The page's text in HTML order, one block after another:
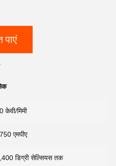
पाएं
केवी/मिमी
एमपीए
डिग्री सेल्सियस तक